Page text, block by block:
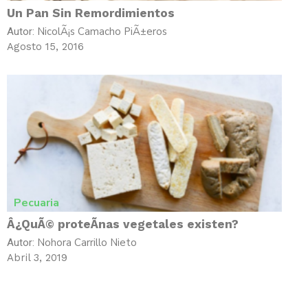
Un Pan Sin Remordimientos
Autor: NicolÃ¡s Camacho PiÃ±eros
Agosto 15, 2016
Pecuaria
Â¿QuÃ© proteÃ­nas vegetales existen?
Autor: Nohora Carrillo Nieto
Abril 3, 2019